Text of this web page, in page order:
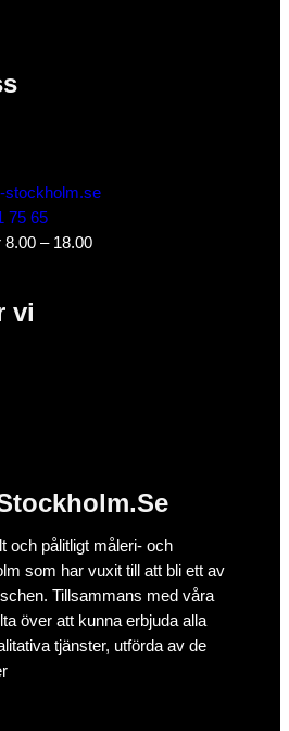
stockholm.se
75 65
8.00 – 18.00
vi
och pålitligt måleri- och
som har vuxit till att bli ett av
Tillsammans med våra
över att kunna erbjuda alla
tjänster, utförda av de